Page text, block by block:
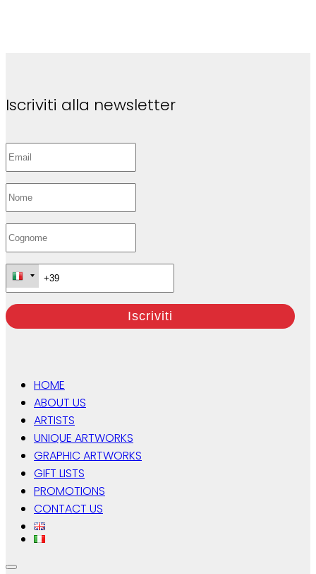
Iscriviti alla newsletter
HOME
ABOUT US
ARTISTS
UNIQUE ARTWORKS
GRAPHIC ARTWORKS
GIFT LISTS
PROMOTIONS
CONTACT US